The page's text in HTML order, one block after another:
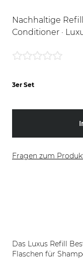
Nachhaltige
Conditioner ·
3er Set
Fragen zum
Das Luxus Refill
Flaschen für